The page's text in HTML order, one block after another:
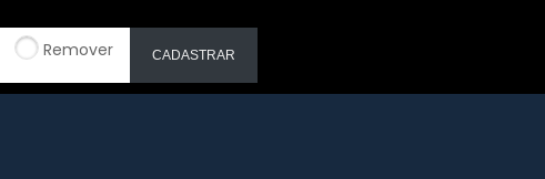
Remover CADASTRAR